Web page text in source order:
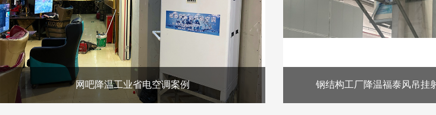
网吧降温工业省电空调案例 钢结构工厂降温福泰风吊挂